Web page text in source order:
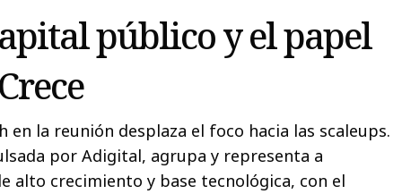
público y el papel
en la reunión desplaza el foco hacia las scaleups.
por Adigital, agrupa y representa a
alto crecimiento y base tecnológica, con el